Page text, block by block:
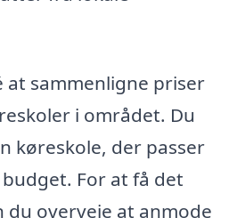
at sammenligne priser
i området. Du
køreskole, der passer
For at få det
du overveje at anmode